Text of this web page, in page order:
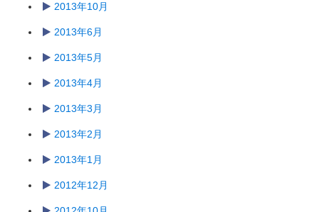
2013年10月
2013年6月
2013年5月
2013年4月
2013年3月
2013年2月
2013年1月
2012年12月